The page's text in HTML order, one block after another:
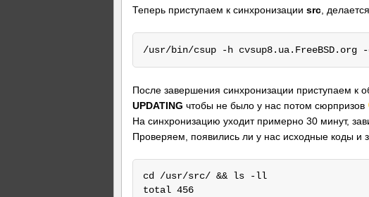
Теперь приступаем к синхронизации src ,
После завершения синхронизации приступаем к
UPDATING чтобы не было у нас потом сюрпризов
На синхронизацию уходит примерно 30 минут,
Проверяем, появились ли у нас исходные коды и
cd /usr/src/ && ls -ll
total 456